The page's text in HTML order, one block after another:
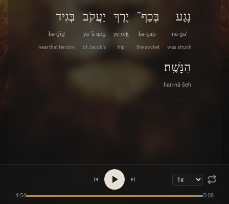
נָגַע
nā·ḡa‘
was struck
בְּכַף־
bə·ḵap̄-
the socket
יֶרֶךְ
ye·reḵ
hip
יַעֲקֹב
ya·‘ă·qōḇ
of Jacob’s
בְּגִיד
bə·ḡîḏ
near that tendon
הַנָּשֶֽׁה׃
han·nā·šeh
. . . .
4:54 5:08